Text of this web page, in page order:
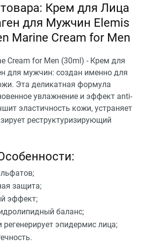
Крем для Лица
для Мужчин Elemis
Marine Cream for Men
Cream for Men (30ml) - Крем для
для мужчин: создан именно для
Эта деликатная формула
увлажнение и эффект anti-
эластичность кожи, устраняет
реструктуризирующий
защита;
эффект;
баланс;
эпидермис лица;